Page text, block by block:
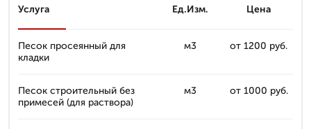
Услуга Ед.Изм. Цена
Песок просеянный для
кладки
м3 от 1200 руб.
Песок строительный без
примесей (для раствора)
м3 от 1000 руб.